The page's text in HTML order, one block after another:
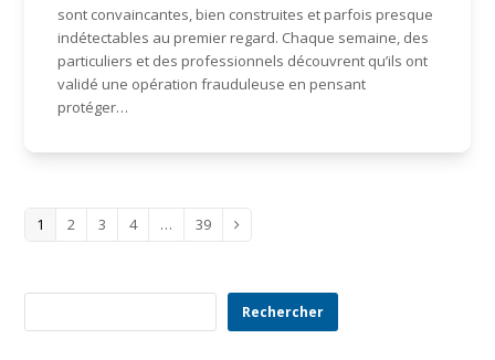
sont convaincantes, bien construites et parfois presque
indétectables au premier regard. Chaque semaine, des
particuliers et des professionnels découvrent qu’ils ont
validé une opération frauduleuse en pensant
protéger…
Page
1 Page
2 Page
3 Page
4 … Page
39 Suivant
Rechercher